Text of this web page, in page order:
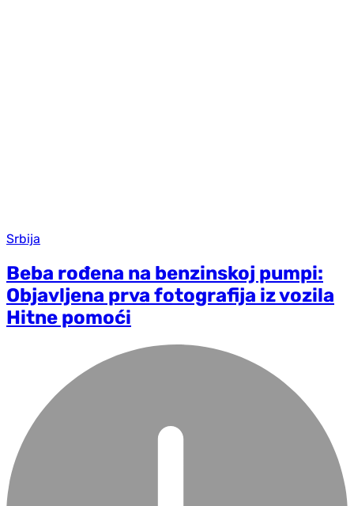
Srbija
Beba rođena na benzinskoj pumpi:
Objavljena prva fotografija iz vozila
Hitne pomoći